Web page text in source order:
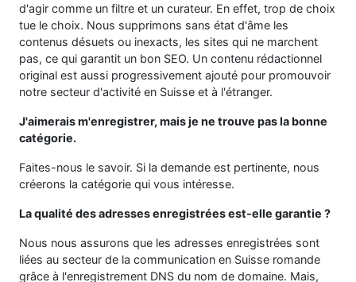
d'agir comme un filtre et un curateur. En effet, trop de choix
tue le choix. Nous supprimons sans état d'âme les
contenus désuets ou inexacts, les sites qui ne marchent
pas, ce qui garantit un bon SEO. Un contenu rédactionnel
original est aussi progressivement ajouté pour promouvoir
notre secteur d'activité en Suisse et à l'étranger.
J'aimerais m'enregistrer, mais je ne trouve pas la bonne
catégorie.
Faites-nous le savoir. Si la demande est pertinente, nous
créerons la catégorie qui vous intéresse.
La qualité des adresses enregistrées est-elle garantie ?
Nous nous assurons que les adresses enregistrées sont
liées au secteur de la communication en Suisse romande
grâce à l'enregistrement DNS du nom de domaine. Mais,